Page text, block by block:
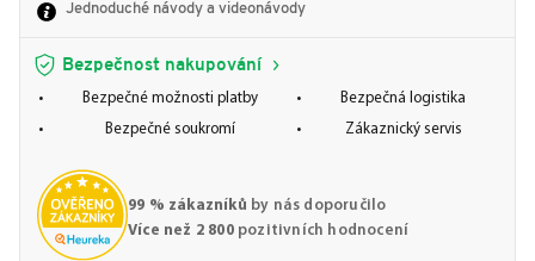
Jednoduché návody a videonávody
Bezpečnost nakupování
Bezpečné možnosti platby
Bezpečná logistika
Bezpečné soukromí
Zákaznický servis
99 % zákazníků by nás doporučilo
Více než 2 800pozitivních hodnocení